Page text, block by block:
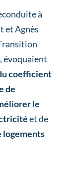
à
et Agnès
évoquaient
coefficient
de
le
et de
logements